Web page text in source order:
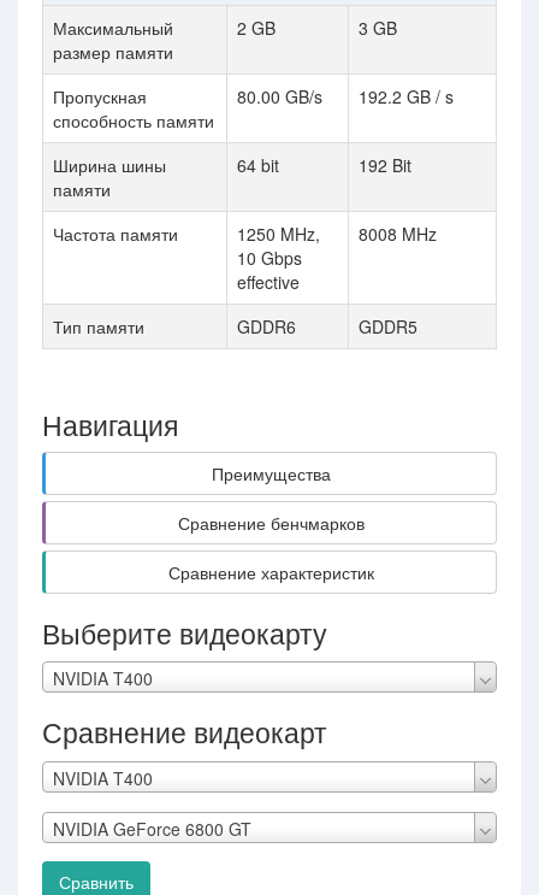
Максимальный
размер памяти
2 GB 3 GB
Пропускная
способность памяти
80.00 GB/s 192.2 GB / s
Ширина шины
памяти
64 bit 192 Bit
Частота памяти
1250 MHz,
10 Gbps
effective
8008 MHz
Тип памяти GDDR6 GDDR5
Навигация
Преимущества
Сравнение бенчмарков
Сравнение характеристик
Выберите видеокарту
NVIDIA T400
Сравнение видеокарт
NVIDIA T400
NVIDIA GeForce 6800 GT
Сравнить